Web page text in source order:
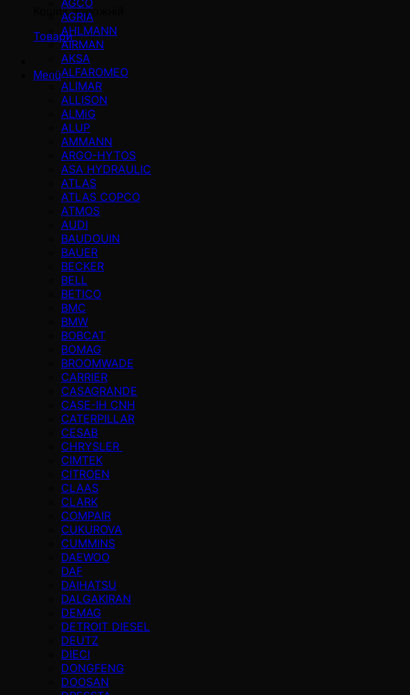
Кошик порожній
Товари
Menü
AGRIA
AHLMANN
AIRMAN
AKSA
ALFAROMEO
ALIMAR
ALLISON
ALMiG
ALUP
AMMANN
ARGO-HYTOS
ASA HYDRAULIC
ATLAS
ATLAS COPCO
ATMOS
AUDI
BAUDOUIN
BAUER
BECKER
BELL
BETICO
BMC
BMW
BOBCAT
BOMAG
BROOMWADE
CARRIER
CASAGRANDE
CASE-IH CNH
CATERPILLAR
CESAB
CHRYSLER
CIMTEK
CITROEN
CLAAS
CLARK
COMPAIR
CUKUROVA
CUMMINS
DAEWOO
DAF
DAIHATSU
DALGAKIRAN
DEMAG
DETROIT DIESEL
DEUTZ
DIECI
DONGFENG
DOOSAN